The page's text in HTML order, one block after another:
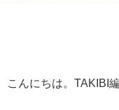
こんにちは。TAKIBI